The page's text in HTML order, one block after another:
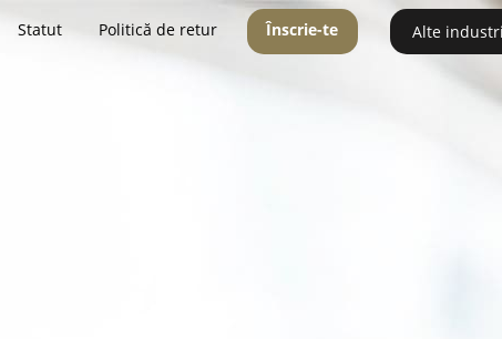
Statut Politică de retur Înscrie-te Alte